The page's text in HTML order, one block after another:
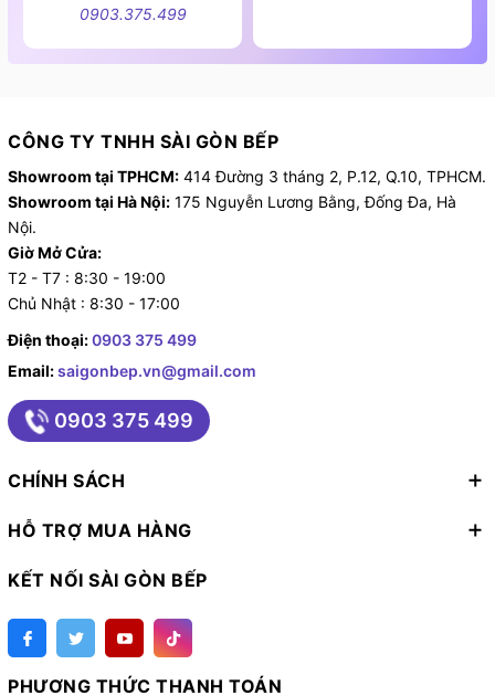
0903.375.499
CÔNG TY TNHH SÀI GÒN BẾP
Showroom tại TPHCM: 414 Đường 3 tháng 2, P.12, Q.10, TPHCM.
Showroom tại Hà Nội: 175 Nguyễn Lương Bằng, Đống Đa, Hà
Nội.
Giờ Mở Cửa:
T2 - T7 : 8:30 - 19:00
Chủ Nhật : 8:30 - 17:00
Điện thoại:0903 375 499
Email:saigonbep.vn@gmail.com
0903 375 499
CHÍNH SÁCH
HỖ TRỢ MUA HÀNG
KẾT NỐI SÀI GÒN BẾP
PHƯƠNG THỨC THANH TOÁN